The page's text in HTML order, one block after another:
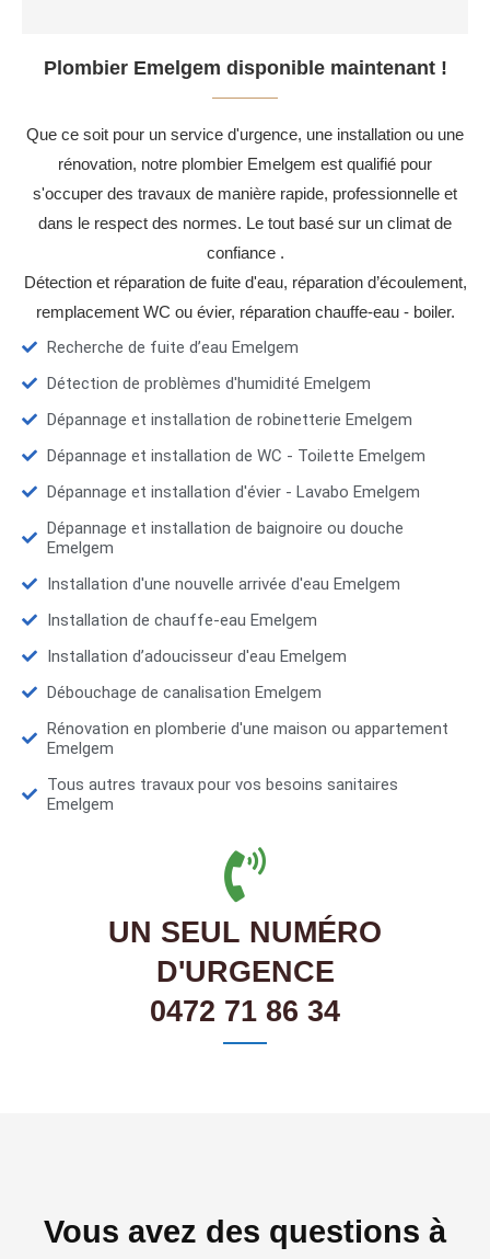
Plombier Emelgem disponible maintenant !
Que ce soit pour un service d'urgence, une installation ou une
rénovation, notre plombier Emelgem est qualifié pour
s'occuper des travaux de manière rapide, professionnelle et
dans le respect des normes. Le tout basé sur un climat de
confiance .
Détection et réparation de fuite d'eau, réparation d’écoulement,
remplacement WC ou évier, réparation chauffe-eau - boiler.
Recherche de fuite d’eau Emelgem
Détection de problèmes d'humidité Emelgem
Dépannage et installation de robinetterie Emelgem
Dépannage et installation de WC - Toilette Emelgem
Dépannage et installation d'évier - Lavabo Emelgem
Dépannage et installation de baignoire ou douche
Emelgem
Installation d'une nouvelle arrivée d'eau Emelgem
Installation de chauffe-eau Emelgem
Installation d’adoucisseur d'eau Emelgem
Débouchage de canalisation Emelgem
Rénovation en plomberie d'une maison ou appartement
Emelgem
Tous autres travaux pour vos besoins sanitaires
Emelgem
UN SEUL NUMÉRO
D'URGENCE
0472 71 86 34
Vous avez des questions à